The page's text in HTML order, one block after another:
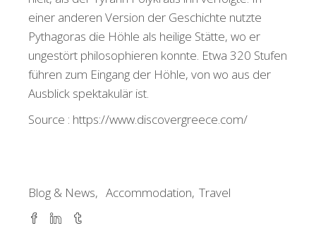
einer anderen Version der Geschichte nutzte
Pythagoras die Höhle als heilige Stätte, wo er
ungestört philosophieren konnte. Etwa 320 Stufen
führen zum Eingang der Höhle, von wo aus der
Ausblick spektakulär ist.
Source : https://www.discovergreece.com/
Blog & News Accommodation Travel